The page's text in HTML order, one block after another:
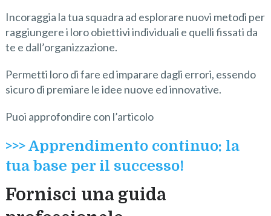
Incoraggia la tua squadra ad esplorare nuovi metodi per
raggiungere i loro obiettivi individuali e quelli fissati da
te e dall’organizzazione.
Permetti loro di fare ed imparare dagli errori, essendo
sicuro di premiare le idee nuove ed innovative.
Puoi approfondire con l’articolo
>>> Apprendimento continuo: la
tua base per il successo!
Fornisci una guida